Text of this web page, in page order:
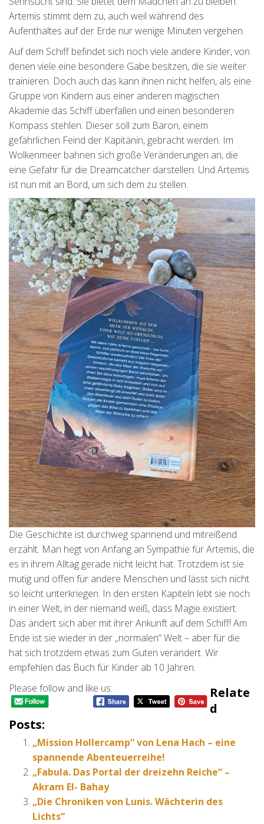
Artemis stimmt dem zu, auch weil während des
Aufenthaltes auf der Erde nur wenige Minuten vergehen.
Auf dem Schiff befindet sich noch viele andere Kinder, von
denen viele eine besondere Gabe besitzen, die sie weiter
trainieren. Doch auch das kann ihnen nicht helfen, als eine
Gruppe von Kindern aus einer anderen magischen
Akademie das Schiff überfallen und einen besonderen
Kompass stehlen. Dieser soll zum Baron, einem
gefährlichen Feind der Kapitänin, gebracht werden. Im
Wolkenmeer bahnen sich große Veränderungen an, die
eine Gefahr für die Dreamcatcher darstellen. Und Artemis
ist nun mit an Bord, um sich dem zu stellen.
Die Geschichte ist durchweg spannend und mitreißend
erzählt. Man hegt von Anfang an Sympathie für Artemis, die
es in ihrem Alltag gerade nicht leicht hat. Trotzdem ist sie
mutig und offen für andere Menschen und lässt sich nicht
so leicht unterkriegen. In den ersten Kapiteln lebt sie noch
in einer Welt, in der niemand weiß, dass Magie existiert.
Das ändert sich aber mit ihrer Ankunft auf dem Schiff! Am
Ende ist sie wieder in der „normalen“ Welt – aber für die
hat sich trotzdem etwas zum Guten verändert. Wir
empfehlen das Buch für Kinder ab 10 Jahren.
Please follow and like us:
Relate
D
Posts:
„Mission Hollercamp“ von Lena Hach – eine
spannende Abenteuerreihe!
„Fabula. Das Portal der dreizehn Reiche“ –
Akram El- Bahay
„Die Chroniken von Lunis. Wächterin des
Lichts“